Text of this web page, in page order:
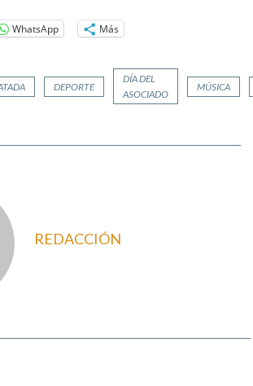
WhatsApp
Más
DEPORTE
DÍA DEL
ASOCIADO
MÚSICA
REDACCIÓN